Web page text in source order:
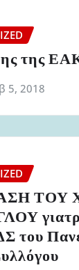
της
5, 2018
ΤΟΥ
του